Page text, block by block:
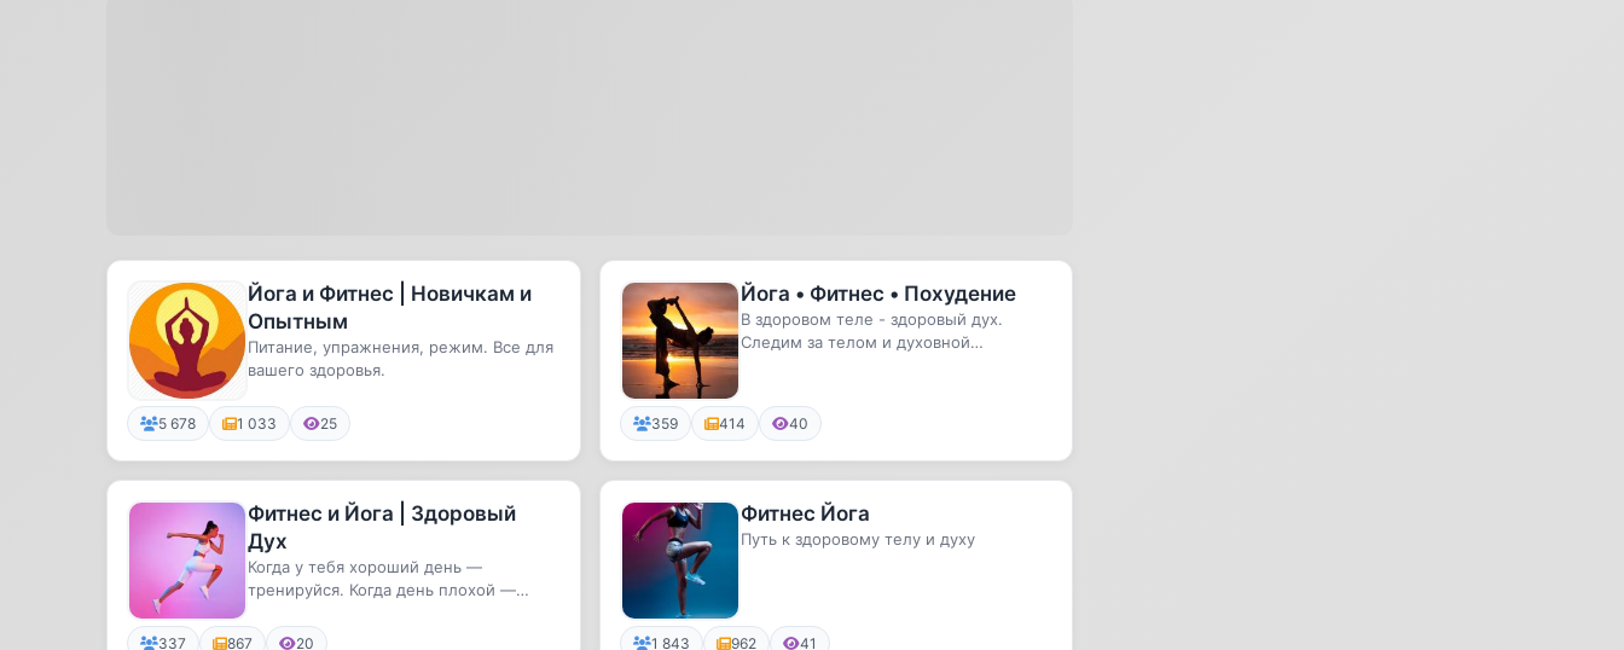
Йога и Фитнес | Новичкам и
Опытным
Питание, упражнения, режим. Все для
вашего здоровья.
5 678 1 033 25
Йога • Фитнес • Похудение
В здоровом теле - здоровый дух.
Следим за телом и духовной
359 414 40
Фитнес и Йога | Здоровый
Дух
Когда у тебя хороший день —
тренируйся. Когда день плохой —
337 867 20
Фитнес Йога
Путь к здоровому телу и духу
1 843 962 41